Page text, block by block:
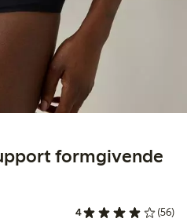
formgivende
4 (56)